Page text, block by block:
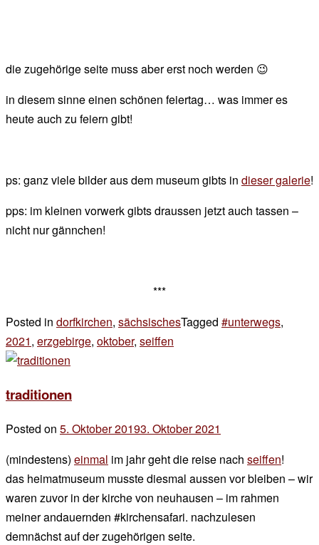
die zugehörige seite muss aber erst noch werden 😉
in diesem sinne einen schönen feiertag… was immer es
heute auch zu feiern gibt!
ps: ganz viele bilder aus dem museum gibts in dieser galerie!
pps: im kleinen vorwerk gibts draussen jetzt auch tassen –
nicht nur gännchen!
***
Posted in dorfkirchen, sächsischesTagged #unterwegs,
2021, erzgebirge, oktober, seiffen
traditionen
Posted on 5. Oktober 20193. Oktober 2021
chef
(mindestens) einmal im jahr geht die reise nach seiffen!
das heimatmuseum musste diesmal aussen vor bleiben – wir
waren zuvor in der kirche von neuhausen – im rahmen
meiner andauernden #kirchensafari. nachzulesen
demnächst auf der zugehörigen seite.